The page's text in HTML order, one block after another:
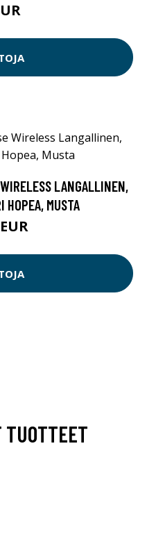
LANGALLINEN,
MUSTA